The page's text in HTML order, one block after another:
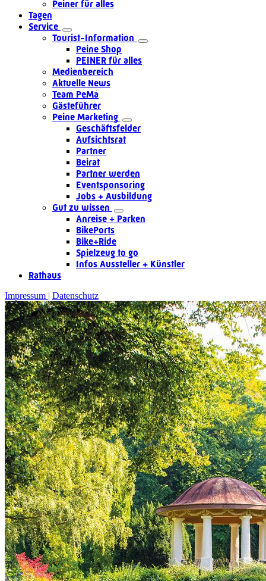
Peiner für alles
Tagen
Service
Tourist-Information
Peine Shop
PEINER für alles
Medienbereich
Aktuelle News
Team PeMa
Gästeführer
Peine Marketing
Geschäftsfelder
Aufsichtsrat
Partner
Beirat
Partner werden
Eventsponsoring
Jobs + Ausbildung
Gut zu wissen
Anreise + Parken
BikePorts
Bike+Ride
Spielzeug to go
Infos Aussteller + Künstler
Rathaus
Impressum Datenschutz